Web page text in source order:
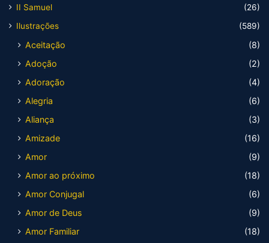
II Samuel
(26)
Ilustrações
(589)
Aceitação
(8)
Adoção
(2)
Adoração
(4)
Alegria
(6)
Aliança
(3)
Amizade
(16)
Amor
(9)
Amor ao próximo
(18)
Amor Conjugal
(6)
Amor de Deus
(9)
Amor Familiar
(18)